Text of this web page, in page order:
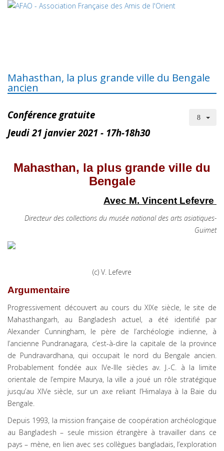
Mahasthan, la plus grande ville du Bengale
ancien
Conférence gratuite
Jeudi 21 janvier 2021 - 17h-18h30
Mahasthan, la plus grande ville du
Bengale
Avec M. Vincent Lefevre
Directeur des collections du musée national des arts asiatiques-
Guimet
(c) V. Lefevre
Argumentaire
Progressivement découvert au cours du XIXe siècle, le site de
Mahasthangarh, au Bangladesh actuel, a été identifié par
Alexander Cunningham, le père de l’archéologie indienne, à
l’ancienne Pundranagara, c’est-à-dire la capitale de la province
de Pundravardhana, qui occupait le nord du Bengale ancien.
Probablement fondée aux IVe-IIIe siècles av. J.-C. à la limite
orientale de l’empire Maurya, la ville a joué un rôle stratégique
jusqu’au XIVe siècle, sur un axe reliant l’Himalaya à la Baie du
Bengale.
Depuis 1993, la mission française de coopération archéologique
au Bangladesh – seule mission étrangère à travailler dans ce
pays – mène, en lien avec ses collègues bangladais, l’exploration